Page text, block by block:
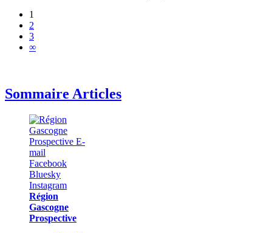
1
2
3
∞
Sommaire Articles
Région
Gascogne
Prospective